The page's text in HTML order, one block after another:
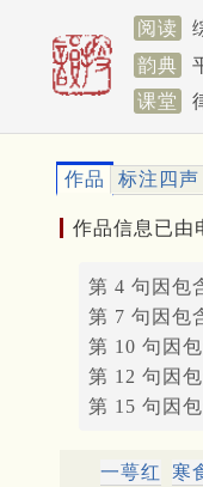
阅读
韵典
课堂
作品 标注四声
作品信息已由
第 4 句因包
第 7 句因包
第 10 句因
第 12 句因
第 15 句因
一萼红 寒